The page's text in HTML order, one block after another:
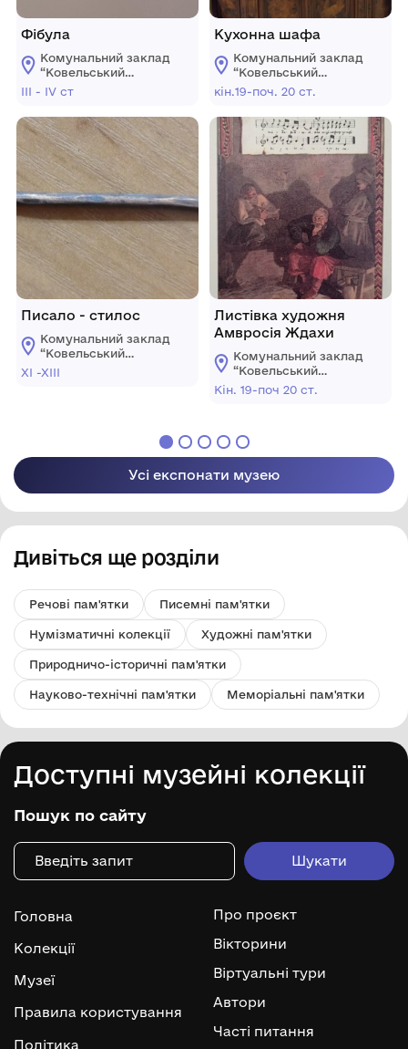
Фібула
Комунальний заклад
“Ковельський
історичний музей”
III - IV ст
Писало - стилос
Комунальний заклад
“Ковельський
історичний музей”
XI -XIII
Кухонна шафа
Комунальний заклад
“Ковельський
історичний музей”
кін.19-поч. 20 ст.
Листівка художня
Амвросія Ждахи
Комунальний заклад
“Ковельський
історичний музей”
Кін. 19-поч 20 ст.
Усі експонати музею
Дивіться ще розділи
Речові пам'ятки Писемні пам'ятки
Нумізматичні колекції Художні пам'ятки
Природничо-історичні пам'ятки
Науково-технічні пам'ятки Меморіальні пам'ятки
Доступні музейні колекції
Пошук по сайту
Головна
Колекції
Музеї
Правила користування
Політика
Про проєкт
Вікторини
Віртуальні тури
Автори
Часті питання